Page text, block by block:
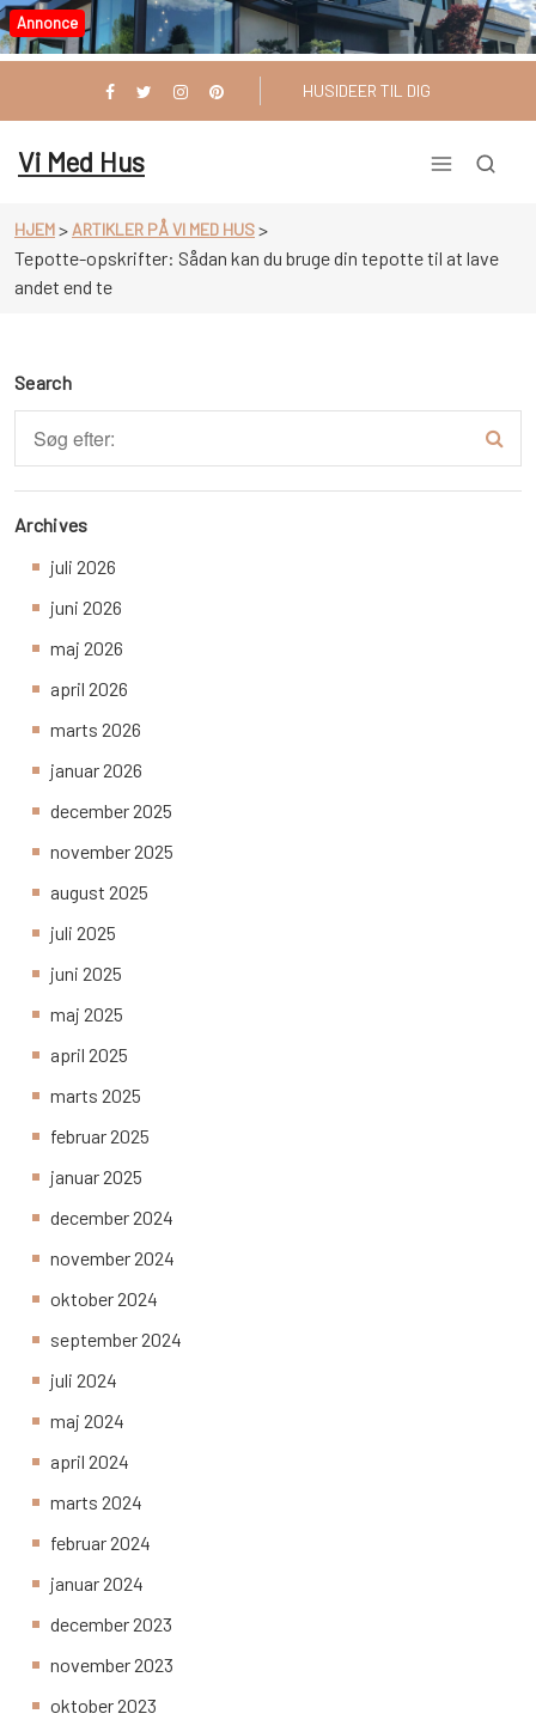
Videre
til
Annonce
HUSIDEER TIL DIG
Vi Med Hus
HJEM> ARTIKLER PÅ VI MED HUS>
Tepotte-opskrifter: Sådan kan du bruge din tepotte til at lave
andet end te
Search
Archives
juli 2026
juni 2026
maj 2026
april 2026
marts 2026
januar 2026
december 2025
november 2025
august 2025
juli 2025
juni 2025
maj 2025
april 2025
marts 2025
februar 2025
januar 2025
december 2024
november 2024
oktober 2024
september 2024
juli 2024
maj 2024
april 2024
marts 2024
februar 2024
januar 2024
december 2023
november 2023
oktober 2023